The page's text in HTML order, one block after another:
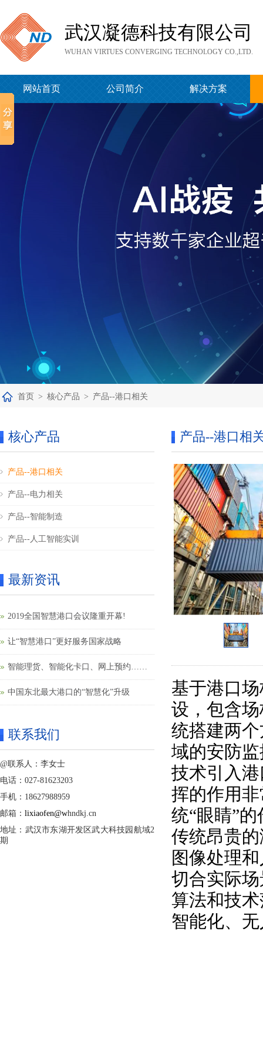
武汉凝德科技有限公司
WUHAN VIRTUES CONVERGING TECHNOLOGY CO.,LTD.
网站首页 公司简介 解决方案
首页 > 核心产品 > 产品--港口相关
核心产品
产品--港口相关
产品--电力相关
产品--智能制造
产品--人工智能实训
最新资讯
2019全国智慧港口会议隆重开幕!
让“智慧港口”更好服务国家战略
智能理货、智能化卡口、网上预约……
中国东北最大港口的“智慧化”升级
联系我们
@联系人：李女士
电话：027-81623203
手机：18627988959
邮箱： lixiaofen@whndkj.cn
地址：武汉市东湖开发区武大科技园航域2
期
产品--港口相
基于港口
设，包含
统搭建两
域的安防
技术引入
挥的作用
统“眼睛”
传统昂贵
图像处理
切合实际
算法和技
智能化、